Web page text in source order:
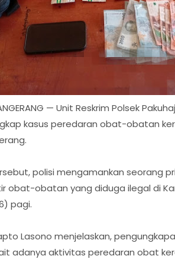
— Unit Reskrim Polsek
kasus peredaran obat-obatan
polisi mengamankan seorang
obat-obatan yang diduga ilegal di
pagi.
Lasono menjelaskan,
adanya aktivitas peredaran obat